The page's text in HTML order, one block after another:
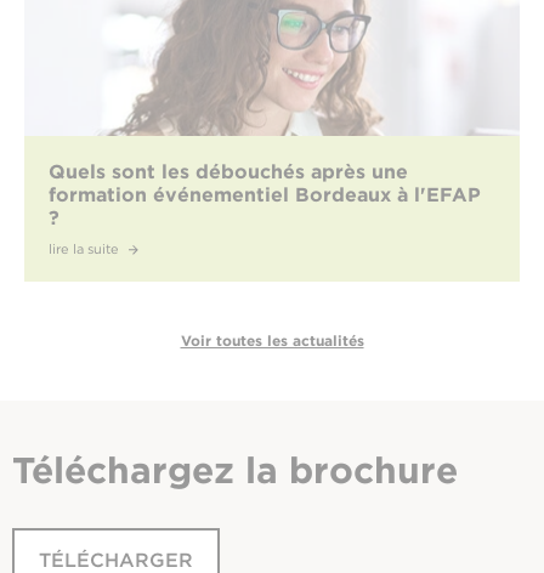
Quels sont les débouchés après une
formation événementiel Bordeaux à l'EFAP
?
lire la suite
Voir toutes les actualités
Téléchargez la brochure
TÉLÉCHARGER